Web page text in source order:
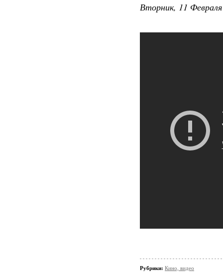
Вторник, 11
Рубрики: Кино, видео